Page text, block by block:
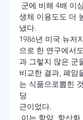
군에 비해 4배 이
생체 이용도도 더
냈다.
1986년 미국 뉴저
으로 한 연구에서
과 그렇지 않은 군
비교한 결과, 폐암
는 식품으로뽑힌
당
근이었다.
이는 항암, 항산